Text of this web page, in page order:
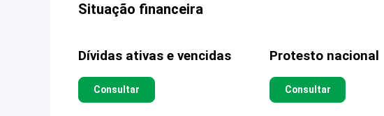
Situação financeira
Dívidas ativas e vencidas
Consultar
Protesto nacional
Consultar